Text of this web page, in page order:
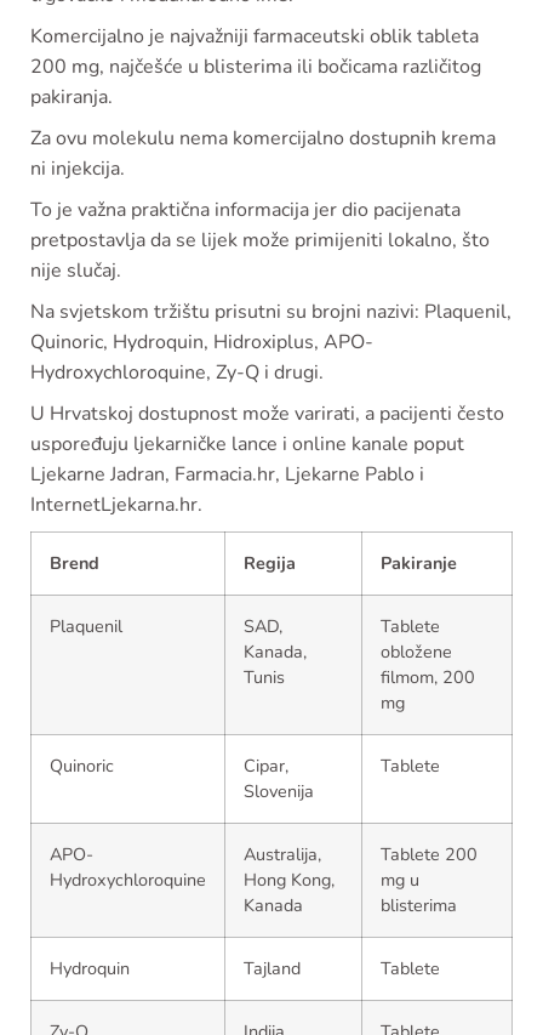
Komercijalno je najvažniji farmaceutski oblik tableta
200 mg, najčešće u blisterima ili bočicama različitog
pakiranja.
Za ovu molekulu nema komercijalno dostupnih krema
ni injekcija.
To je važna praktična informacija jer dio pacijenata
pretpostavlja da se lijek može primijeniti lokalno, što
nije slučaj.
Na svjetskom tržištu prisutni su brojni nazivi: Plaquenil,
Quinoric, Hydroquin, Hidroxiplus, APO-
Hydroxychloroquine, Zy-Q i drugi.
U Hrvatskoj dostupnost može varirati, a pacijenti često
uspoređuju ljekarničke lance i online kanale poput
Ljekarne Jadran, Farmacia.hr, Ljekarne Pablo i
InternetLjekarna.hr.
Brend Regija Pakiranje
Plaquenil
SAD,
Kanada,
Tunis
Tablete
obložene
filmom, 200
mg
Quinoric
Cipar,
Slovenija
Tablete
APO-
Hydroxychloroquine
Australija,
Hong Kong,
Kanada
Tablete 200
mg u
blisterima
Hydroquin Tajland Tablete